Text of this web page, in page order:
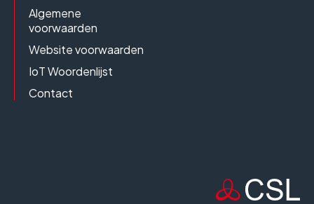
Algemene
voorwaarden
Website voorwaarden
IoT Woordenlijst
Contact